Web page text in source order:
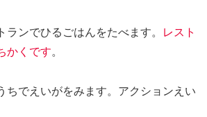
ランでひるごはんをたべます。
レスト
かくです。
ちでえいがをみます。アクションえい